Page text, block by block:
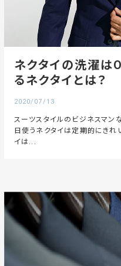
ネクタイの洗濯は
るネクタイとは？
2020/07/13
スーツスタイルのビジネスマン
日使うネクタイは定期的にきれ
イは...